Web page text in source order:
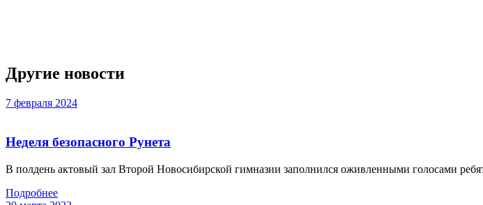
Другие новости
7 февраля 2024
Неделя безопасного Рунета
В полдень актовый зал Второй Новосибирской гимназии заполнился оживленными голосами
Подробнее